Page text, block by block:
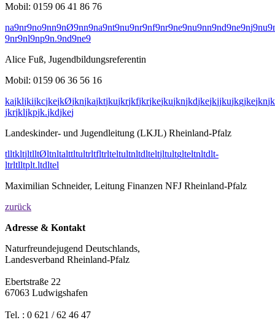
Mobil: 0159 06 41 86 76
na9nr9no9nn9nØ9nn9na9nt9nu9nr9nf9nr9ne9nu9nn9nd9ne9nj9nu9
9nr9nl9np9n.9nd9ne9
Alice Fuß, Jugendbildungsreferentin
Mobil: 0159 06 36 56 16
kajkljkijkcjkejkØjknjkajktjkujkrjkfjkrjkejkujknjkdjkejkjjkujkgjkejknjk
jkrjkljkpjk.jkdjkej
Landeskinder- und Jugendleitung (LKJL) Rheinland-Pfalz
tlltkltjltlltØltnltalttltultrltfltrlteltultnltdlteltjltultglteltnltdlt-
ltrltlltplt.ltdltel
Maximilian Schneider, Leitung Finanzen NFJ Rheinland-Pfalz
zurück
Adresse & Kontakt
Naturfreundejugend Deutschlands,
Landesverband Rheinland-Pfalz
Ebertstraße 22
67063 Ludwigshafen
Tel. : 0 621 / 62 46 47